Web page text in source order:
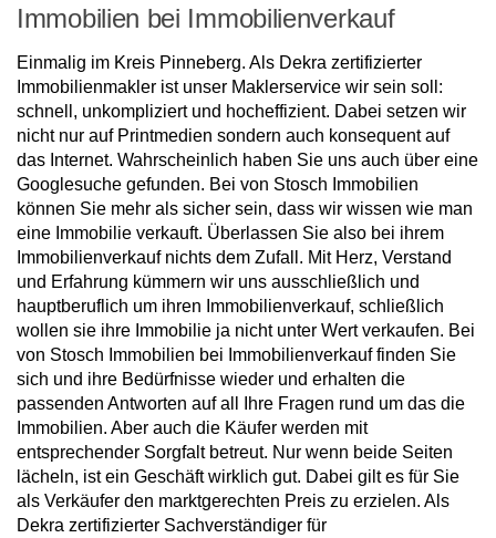
Immobilien bei Immobilienverkauf
Einmalig im Kreis Pinneberg. Als Dekra zertifizierter
Immobilienmakler ist unser Maklerservice wir sein soll:
schnell, unkompliziert und hocheffizient. Dabei setzen wir
nicht nur auf Printmedien sondern auch konsequent auf
das Internet. Wahrscheinlich haben Sie uns auch über eine
Googlesuche gefunden. Bei von Stosch Immobilien
können Sie mehr als sicher sein, dass wir wissen wie man
eine Immobilie verkauft. Überlassen Sie also bei ihrem
Immobilienverkauf nichts dem Zufall. Mit Herz, Verstand
und Erfahrung kümmern wir uns ausschließlich und
hauptberuflich um ihren Immobilienverkauf, schließlich
wollen sie ihre Immobilie ja nicht unter Wert verkaufen. Bei
von Stosch Immobilien bei Immobilienverkauf finden Sie
sich und ihre Bedürfnisse wieder und erhalten die
passenden Antworten auf all Ihre Fragen rund um das die
Immobilien. Aber auch die Käufer werden mit
entsprechender Sorgfalt betreut. Nur wenn beide Seiten
lächeln, ist ein Geschäft wirklich gut. Dabei gilt es für Sie
als Verkäufer den marktgerechten Preis zu erzielen. Als
Dekra zertifizierter Sachverständiger für